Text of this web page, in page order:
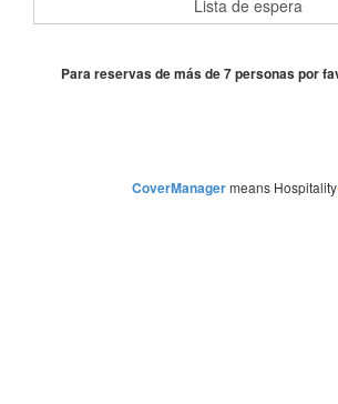
CoverManagermeans Hospitality